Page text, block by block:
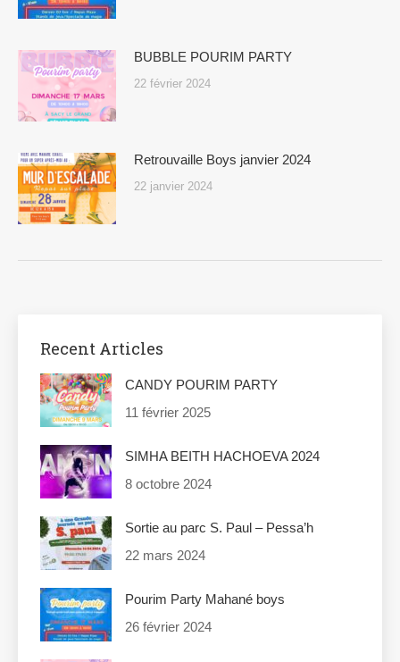
BUBBLE POURIM PARTY
22 février 2024
Retrouvaille Boys janvier 2024
22 janvier 2024
Recent Articles
CANDY POURIM PARTY
11 février 2025
SIMHA BEITH HACHOEVA 2024
8 octobre 2024
Sortie au parc S. Paul – Pessa’h
22 mars 2024
Pourim Party Mahané boys
26 février 2024